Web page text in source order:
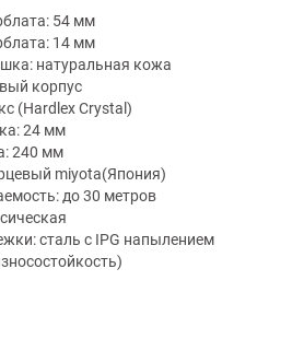
54 мм
14 мм
натуральная кожа
корпус
(Hardlex Crystal)
24 мм
240 мм
miyota(Япония)
до 30 метров
сталь с IPG напылением